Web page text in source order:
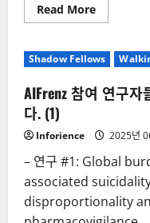
Read MoreRead
more
문
간
요
약)
a
social
penalty
for
using
AI
Shadow Fellows
AIFrenz 참여 연구
다. (1)
Inforience 2025년
– 연구 #1: Global
associated
disproportionality